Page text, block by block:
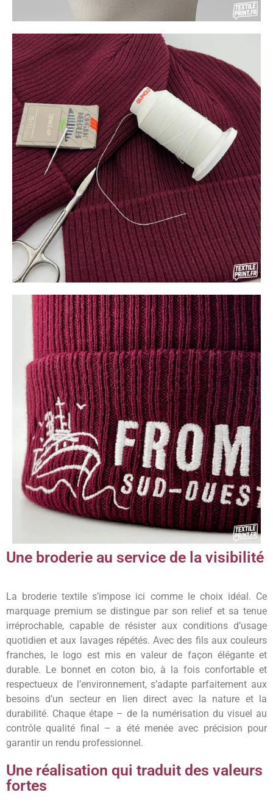
Une broderie au service de la visibilité
La broderie textile s’impose ici comme le choix idéal. Ce
marquage premium se distingue par son relief et sa tenue
irréprochable, capable de résister aux conditions d’usage
quotidien et aux lavages répétés. Avec des fils aux couleurs
franches, le logo est mis en valeur de façon élégante et
durable. Le bonnet en coton bio, à la fois confortable et
respectueux de l’environnement, s’adapte parfaitement aux
besoins d’un secteur en lien direct avec la nature et la
durabilité. Chaque étape – de la numérisation du visuel au
contrôle qualité final – a été menée avec précision pour
garantir un rendu professionnel.
Une réalisation qui traduit des valeurs
fortes